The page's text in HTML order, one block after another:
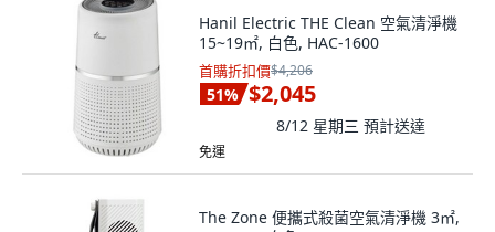
Hanil Electric THE Clean 空氣清淨機
15~19㎡, 白色, HAC-1600
首購折扣價$4,206
51% $2,045
8/12 星期三 預計送達
免運
The Zone 便攜式殺菌空氣清淨機 3㎡,